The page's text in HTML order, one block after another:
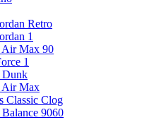
Retro
1
Max 90
1
Air Max
Classic Clog
9060